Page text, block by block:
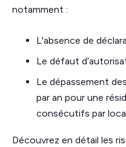
notamment :
L'absence de
Le défaut
Le dépassement
par an pour une
consécutifs par
Découvrez en détail les